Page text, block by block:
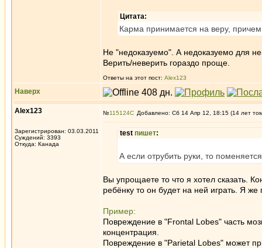
Цитата:
Карма принимается на веру,
Не "недоказуемо". А недоказуемо для
Верить/неверить гораздо проще.
Ответы на этот пост: Alex123
Наверх
Alex123
Зарегистрирован: 03.03.2011
Суждений: 3393
Откуда: Канада
№115124 Добавлено: Сб 14 Апр 12, 18:15 (14 лет
test пишет:
А если отрубить руки, то
Вы упрощаете то что я хотел сказать.
ребёнку то он будет на ней играть. Я же
Пример:
Повреждение в "Frontal Lobes" часть
концентрация.
Повреждение в "Parietal Lobes" может